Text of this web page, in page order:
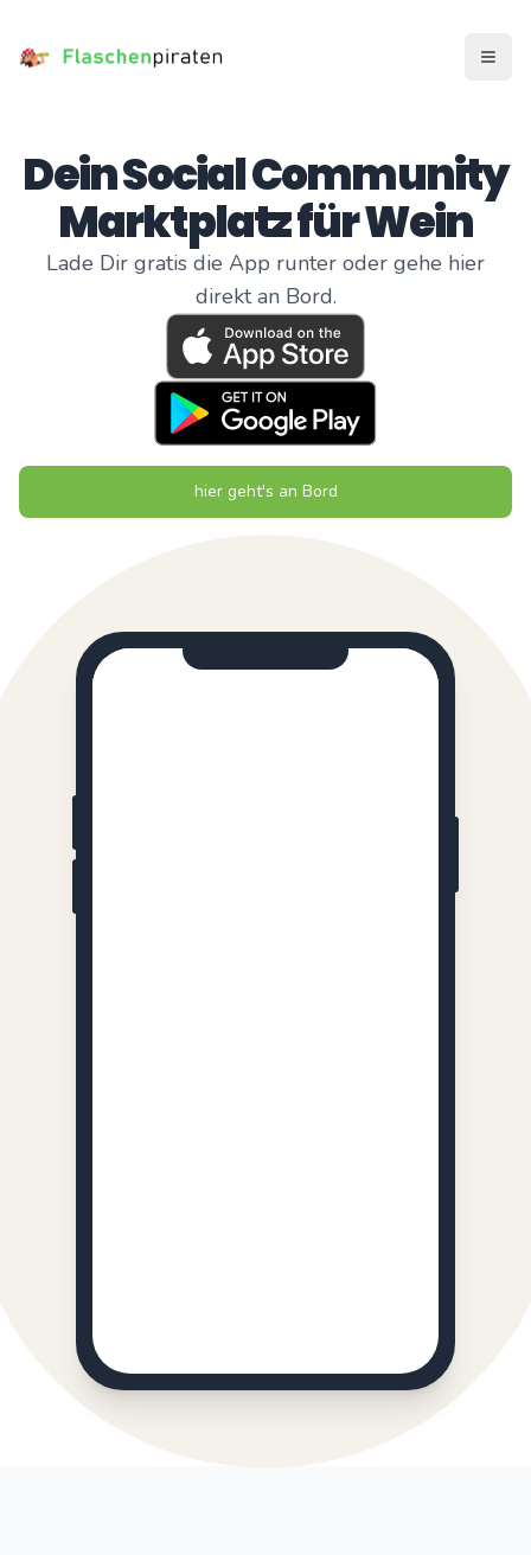
Dein Social Community
Marktplatz für Wein
Lade Dir gratis die App runter oder gehe hier
direkt an Bord.
hier geht's an Bord